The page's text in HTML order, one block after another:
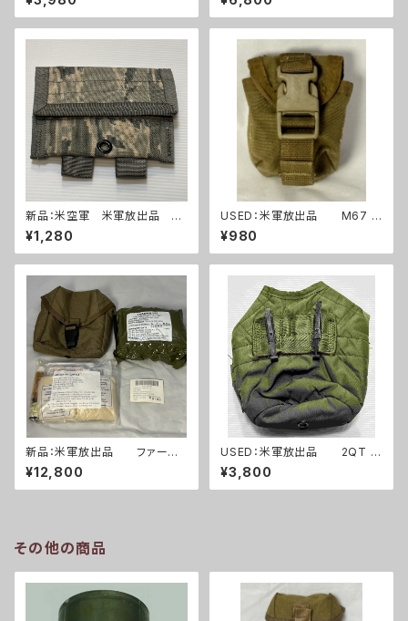
ポーチ タンカラー(A288) 264)
新品：米空軍 米軍放出品 デ
ジタルタイガー迷彩 ABU ユー
ティリティーポーチ(A0263)
¥1,280
USED：米軍放出品 M67 グ
レネードポーチ コヨーテ USM
C 海兵隊(A0262)
¥980
新品：米軍放出品 ファースト
エイドキット トラウマキット
フルセット(A0261)
¥12,800
USED：米軍放出品 2QT キ
ャンティーンポーチ OD(A025
3)
¥3,800
その他の商品